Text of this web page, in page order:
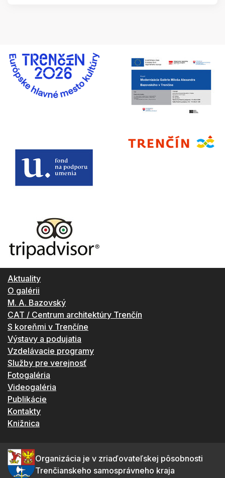
Aktuality
O galérii
M. A. Bazovský
CAT / Centrum architektúry Trenčín
S koreňmi v Trenčíne
Výstavy a podujatia
Vzdelávacie programy
Služby pre verejnosť
Fotogaléria
Videogaléria
Publikácie
Kontakty
Knižnica
Organizácia je v zriaďovateľskej pôsobnosti
Trenčianskeho samosprávneho kraja